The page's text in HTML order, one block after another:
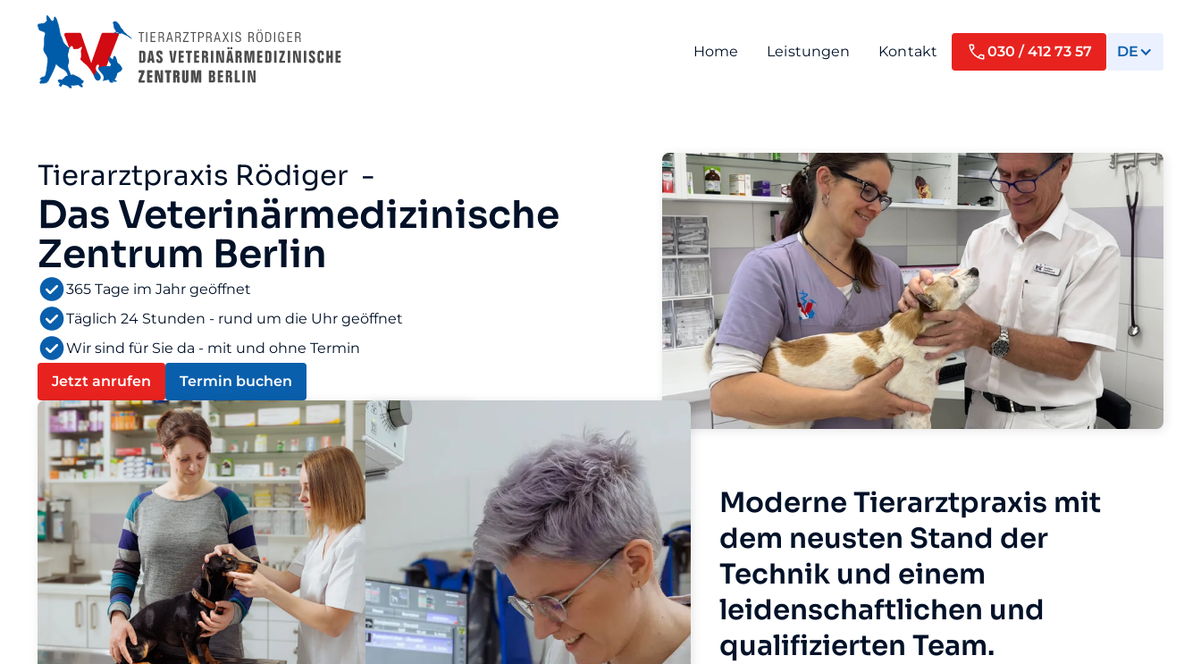
Home Leistungen Kontakt 030 / 412 73 57 DE
Tierarztpraxis Rödiger -
Das Veterinärmedizinische
Zentrum Berlin
365 Tage im Jahr geöffnet
Täglich 24 Stunden - rund um die Uhr geöffnet
Wir sind für Sie da - mit und ohne Termin
Jetzt anrufen
Termin buchen
Moderne Tierarztpraxis mit
dem neusten Stand der
Technik und einem
leidenschaftlichen und
qualifizierten Team.